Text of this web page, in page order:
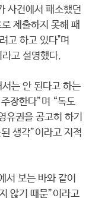
사건에서 패소했던
제출하지 못해 패
고 하고 있다"며
고 설명했다.
는 안 된다고 하는
장한다”며 “독도
유권을 공고히 하기
생각”이라고 지적
서 보는 바와 같이
않기 때문”이라고